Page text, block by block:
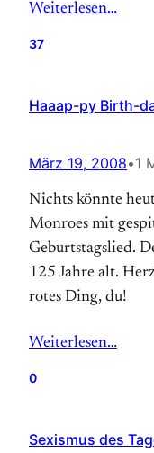
Weiterlesen…
37
Haaap-py Birth-
März 19, 2008•1
Nichts könnte
Monroes mit
Geburtstagslied.
125 Jahre alt.
rotes Ding, du!
Weiterlesen…
0
Sexismus des